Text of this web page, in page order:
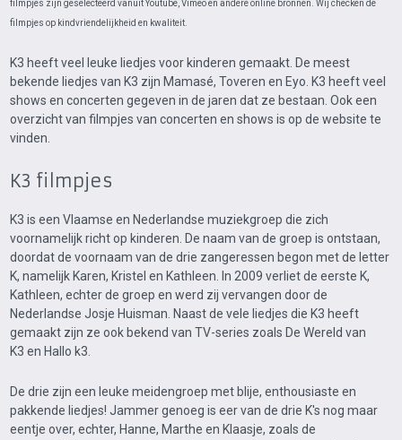
filmpjes zijn geselecteerd vanuit Youtube, Vimeo en andere online bronnen. Wij checken de
filmpjes op kindvriendelijkheid en kwaliteit.
K3 heeft veel leuke liedjes voor kinderen gemaakt. De meest
bekende liedjes van K3 zijn Mamasé, Toveren en Eyo. K3 heeft veel
shows en concerten gegeven in de jaren dat ze bestaan. Ook een
overzicht van filmpjes van concerten en shows is op de website te
vinden.
K3 filmpjes
K3 is een Vlaamse en Nederlandse muziekgroep die zich
voornamelijk richt op kinderen. De naam van de groep is ontstaan,
doordat de voornaam van de drie zangeressen begon met de letter
K, namelijk Karen, Kristel en Kathleen. In 2009 verliet de eerste K,
Kathleen, echter de groep en werd zij vervangen door de
Nederlandse Josje Huisman. Naast de vele liedjes die K3 heeft
gemaakt zijn ze ook bekend van TV-series zoals De Wereld van
K3 en Hallo k3.
De drie zijn een leuke meidengroep met blije, enthousiaste en
pakkende liedjes! Jammer genoeg is eer van de drie K's nog maar
eentje over, echter, Hanne, Marthe en Klaasje, zoals de